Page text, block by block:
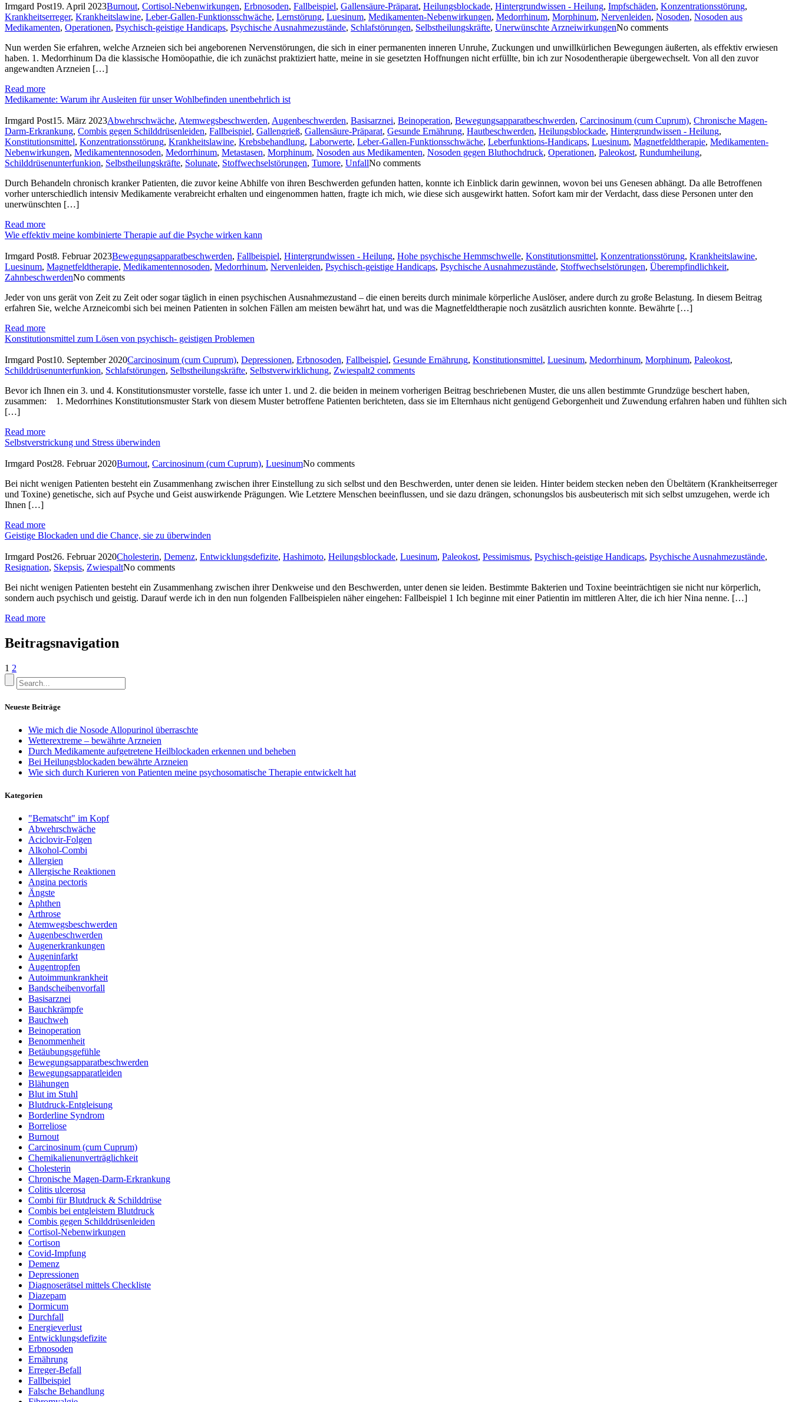
Irmgard Post19. April 2023Burnout, Cortisol-Nebenwirkungen, Erbnosoden, Fallbeispiel, Gallensäure-Präparat, Heilungsblockade, Hintergrundwissen - Heilung, Impfschäden, Konzentrationsstörung,
Krankheitserreger, Krankheitslawine, Leber-Gallen-Funktionsschwäche, Lernstörung, Luesinum, Medikamenten-Nebenwirkungen, Medorrhinum, Morphinum, Nervenleiden, Nosoden, Nosoden aus
Medikamenten, Operationen, Psychisch-geistige Handicaps, Psychische Ausnahmezustände, Schlafstörungen, Selbstheilungskräfte, Unerwünschte ArzneiwirkungenNo comments
Nun werden Sie erfahren, welche Arzneien sich bei angeborenen Nervenstörungen, die sich in einer permanenten inneren Unruhe, Zuckungen und unwillkürlichen Bewegungen äußerten, als effektiv erwiesen
haben. 1. Medorrhinum Da die klassische Homöopathie, die ich zunächst praktiziert hatte, meine in sie gesetzten Hoffnungen nicht erfüllte, bin ich zur Nosodentherapie übergewechselt. Von all den zuvor
angewandten Arzneien […]
Read more
Medikamente: Warum ihr Ausleiten für unser Wohlbefinden unentbehrlich ist
Irmgard Post15. März 2023Abwehrschwäche, Atemwegsbeschwerden, Augenbeschwerden, Basisarznei, Beinoperation, Bewegungsapparatbeschwerden, Carcinosinum (cum Cuprum), Chronische Magen-
Darm-Erkrankung, Combis gegen Schilddrüsenleiden, Fallbeispiel, Gallengrieß, Gallensäure-Präparat, Gesunde Ernährung, Hautbeschwerden, Heilungsblockade, Hintergrundwissen - Heilung,
Konstitutionsmittel, Konzentrationsstörung, Krankheitslawine, Krebsbehandlung, Laborwerte, Leber-Gallen-Funktionsschwäche, Leberfunktions-Handicaps, Luesinum, Magnetfeldtherapie, Medikamenten-
Nebenwirkungen, Medikamentennosoden, Medorrhinum, Metastasen, Morphinum, Nosoden aus Medikamenten, Nosoden gegen Bluthochdruck, Operationen, Paleokost, Rundumheilung,
Schilddrüsenunterfunkion, Selbstheilungskräfte, Solunate, Stoffwechselstörungen, Tumore, UnfallNo comments
Durch Behandeln chronisch kranker Patienten, die zuvor keine Abhilfe von ihren Beschwerden gefunden hatten, konnte ich Einblick darin gewinnen, wovon bei uns Genesen abhängt. Da alle Betroffenen
vorher unterschiedlich intensiv Medikamente verabreicht erhalten und eingenommen hatten, fragte ich mich, wie diese sich ausgewirkt hatten. Sofort kam mir der Verdacht, dass diese Personen unter den
unerwünschten […]
Read more
Wie effektiv meine kombinierte Therapie auf die Psyche wirken kann
Irmgard Post8. Februar 2023Bewegungsapparatbeschwerden, Fallbeispiel, Hintergrundwissen - Heilung, Hohe psychische Hemmschwelle, Konstitutionsmittel, Konzentrationsstörung, Krankheitslawine,
Luesinum, Magnetfeldtherapie, Medikamentennosoden, Medorrhinum, Nervenleiden, Psychisch-geistige Handicaps, Psychische Ausnahmezustände, Stoffwechselstörungen, Überempfindlichkeit,
ZahnbeschwerdenNo comments
Jeder von uns gerät von Zeit zu Zeit oder sogar täglich in einen psychischen Ausnahmezustand – die einen bereits durch minimale körperliche Auslöser, andere durch zu große Belastung. In diesem Beitrag
erfahren Sie, welche Arzneicombi sich bei meinen Patienten in solchen Fällen am meisten bewährt hat, und was die Magnetfeldtherapie noch zusätzlich ausrichten konnte. Bewährte […]
Read more
Konstitutionsmittel zum Lösen von psychisch- geistigen Problemen
Irmgard Post10. September 2020Carcinosinum (cum Cuprum), Depressionen, Erbnosoden, Fallbeispiel, Gesunde Ernährung, Konstitutionsmittel, Luesinum, Medorrhinum, Morphinum, Paleokost,
Schilddrüsenunterfunkion, Schlafstörungen, Selbstheilungskräfte, Selbstverwirklichung, Zwiespalt2 comments
Bevor ich Ihnen ein 3. und 4. Konstitutionsmuster vorstelle, fasse ich unter 1. und 2. die beiden in meinem vorherigen Beitrag beschriebenen Muster, die uns allen bestimmte Grundzüge beschert haben,
zusammen: 1. Medorrhines Konstitutionsmuster Stark von diesem Muster betroffene Patienten berichteten, dass sie im Elternhaus nicht genügend Geborgenheit und Zuwendung erfahren haben und fühlten sich
[…]
Read more
Selbstverstrickung und Stress überwinden
Irmgard Post28. Februar 2020Burnout, Carcinosinum (cum Cuprum), LuesinumNo comments
Bei nicht wenigen Patienten besteht ein Zusammenhang zwischen ihrer Einstellung zu sich selbst und den Beschwerden, unter denen sie leiden. Hinter beidem stecken neben den Übeltätern (Krankheitserreger
und Toxine) genetische, sich auf Psyche und Geist auswirkende Prägungen. Wie Letztere Menschen beeinflussen, und sie dazu drängen, schonungslos bis ausbeuterisch mit sich selbst umzugehen, werde ich
Ihnen […]
Read more
Geistige Blockaden und die Chance, sie zu überwinden
Irmgard Post26. Februar 2020Cholesterin, Demenz, Entwicklungsdefizite, Hashimoto, Heilungsblockade, Luesinum, Paleokost, Pessimismus, Psychisch-geistige Handicaps, Psychische Ausnahmezustände,
Resignation, Skepsis, ZwiespaltNo comments
Bei nicht wenigen Patienten besteht ein Zusammenhang zwischen ihrer Denkweise und den Beschwerden, unter denen sie leiden. Bestimmte Bakterien und Toxine beeinträchtigen sie nicht nur körperlich,
sondern auch psychisch und geistig. Darauf werde ich in den nun folgenden Fallbeispielen näher eingehen: Fallbeispiel 1 Ich beginne mit einer Patientin im mittleren Alter, die ich hier Nina nenne. […]
Read more
Beitragsnavigation
1 2
Neueste Beiträge
Wie mich die Nosode Allopurinol überraschte
Wetterextreme – bewährte Arzneien
Durch Medikamente aufgetretene Heilblockaden erkennen und beheben
Bei Heilungsblockaden bewährte Arzneien
Wie sich durch Kurieren von Patienten meine psychosomatische Therapie entwickelt hat
Kategorien
"Bematscht" im Kopf
Abwehrschwäche
Aciclovir-Folgen
Alkohol-Combi
Allergien
Allergische Reaktionen
Angina pectoris
Ängste
Aphthen
Arthrose
Atemwegsbeschwerden
Augenbeschwerden
Augenerkrankungen
Augeninfarkt
Augentropfen
Autoimmunkrankheit
Bandscheibenvorfall
Basisarznei
Bauchkrämpfe
Bauchweh
Beinoperation
Benommenheit
Betäubungsgefühle
Bewegungsapparatbeschwerden
Bewegungsapparatleiden
Blähungen
Blut im Stuhl
Blutdruck-Entgleisung
Borderline Syndrom
Borreliose
Burnout
Carcinosinum (cum Cuprum)
Chemikalienunverträglichkeit
Cholesterin
Chronische Magen-Darm-Erkrankung
Colitis ulcerosa
Combi für Blutdruck & Schilddrüse
Combis bei entgleistem Blutdruck
Combis gegen Schilddrüsenleiden
Cortisol-Nebenwirkungen
Cortison
Covid-Impfung
Demenz
Depressionen
Diagnoserätsel mittels Checkliste
Diazepam
Dormicum
Durchfall
Energieverlust
Entwicklungsdefizite
Erbnosoden
Ernährung
Erreger-Befall
Fallbeispiel
Falsche Behandlung